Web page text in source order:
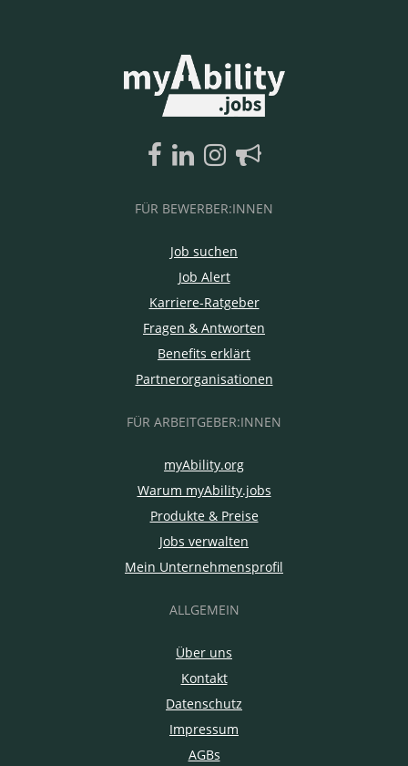
FÜR BEWERBER:INNEN
Job suchen
Job Alert
Karriere-Ratgeber
Fragen & Antworten
Benefits erklärt
Partnerorganisationen
FÜR ARBEITGEBER:INNEN
myAbility.org
Warum myAbility.jobs
Produkte & Preise
Jobs verwalten
Mein Unternehmensprofil
ALLGEMEIN
Über uns
Kontakt
Datenschutz
Impressum
AGBs